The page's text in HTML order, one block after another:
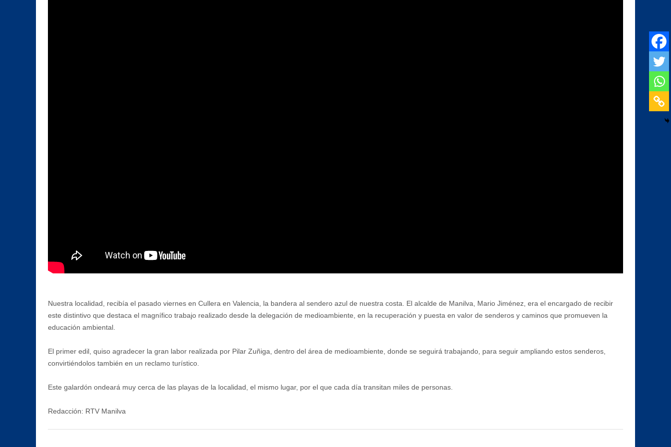
Nuestra localidad, recibía el pasado viernes en Cullera en Valencia, la bandera al sendero azul de nuestra costa. El alcalde de Manilva, Mario Jiménez, era el encargado de recibir
este distintivo que destaca el magnífico trabajo realizado desde la delegación de medioambiente, en la recuperación y puesta en valor de senderos y caminos que promueven la
educación ambiental.
El primer edil, quiso agradecer la gran labor realizada por Pilar Zuñiga, dentro del área de medioambiente, donde se seguirá trabajando, para seguir ampliando estos senderos,
convirtiéndolos también en un reclamo turístico.
Este galardón ondeará muy cerca de las playas de la localidad, el mismo lugar, por el que cada día transitan miles de personas.
Redacción: RTV Manilva